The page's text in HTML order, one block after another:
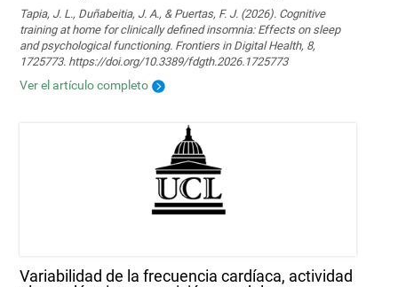
Tapia, J. L., Duñabeitia, J. A., & Puertas, F. J. (2026). Cognitive
training at home for clinically defined insomnia: Effects on sleep
and psychological functioning. Frontiers in Digital Health, 8,
1725773. https://doi.org/10.3389/fdgth.2026.1725773
Ver el artículo completo
Variabilidad de la frecuencia cardíaca, actividad